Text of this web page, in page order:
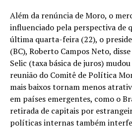
Além da renúncia de Moro, o
influenciado pela perspectiva de
última quarta-feira (22), o
(BC), Roberto Campos Neto,
Selic (taxa básica de juros)
reunião do Comitê de Política
mais baixos tornam menos
em países emergentes, como o
retirada de capitais por
políticas internas também